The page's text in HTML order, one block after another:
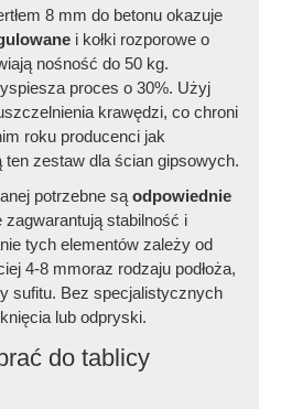
8 mm do betonu okazuje
i kołki rozporowe o
nośność do 50 kg.
proces o 30%. Użyj
krawędzi, co chroni
roku producenci jak
ten zestaw dla ścian gipsowych.
potrzebne sąodpowiednie
zagwarantują stabilność i
tych elementów zależy od
4-8 mmoraz rodzaju podłoża,
sufitu. Bez specjalistycznych
lub odpryski.
do tablicy